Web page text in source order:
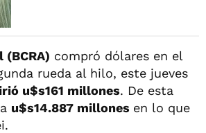
(BCRA) compró dólares en el
rueda al hilo, este jueves
u$s161 millones. De esta
u$s14.887 millones en lo que